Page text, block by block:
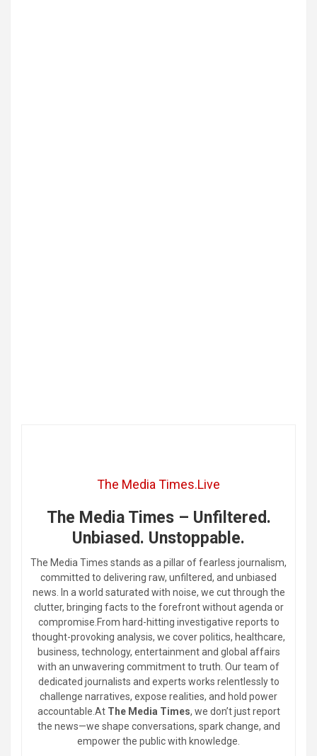
The Media Times.Live
The Media Times – Unfiltered.
Unbiased. Unstoppable.
The Media Times stands as a pillar of fearless journalism,
committed to delivering raw, unfiltered, and unbiased
news. In a world saturated with noise, we cut through the
clutter, bringing facts to the forefront without agenda or
compromise.From hard-hitting investigative reports to
thought-provoking analysis, we cover politics, healthcare,
business, technology, entertainment and global affairs
with an unwavering commitment to truth. Our team of
dedicated journalists and experts works relentlessly to
challenge narratives, expose realities, and hold power
accountable.At The Media Times, we don’t just report
the news—we shape conversations, spark change, and
empower the public with knowledge.